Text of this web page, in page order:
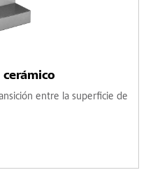
entre la superficie de